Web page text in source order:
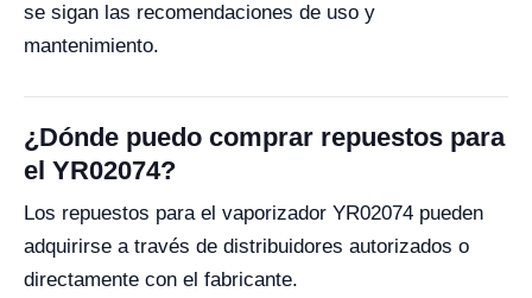
se sigan las recomendaciones de uso y
mantenimiento.
¿Dónde puedo comprar repuestos para
el YR02074?
Los repuestos para el vaporizador YR02074 pueden
adquirirse a través de distribuidores autorizados o
directamente con el fabricante.